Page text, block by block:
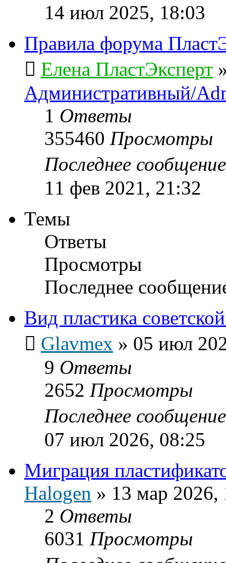
14 июл 2025, 18:03
Правила форума
Елена ПластЭксперт
Административный/
1 Ответы
355460 Просмотры
Последнее
11 фев 2021, 21:32
Темы
Ответы
Просмотры
Последнее
Вид пластика
Glavmex » 05 июл
9 Ответы
2652 Просмотры
Последнее
07 июл 2026, 08:25
Миграция
Halogen » 13 мар 2026,
2 Ответы
6031 Просмотры